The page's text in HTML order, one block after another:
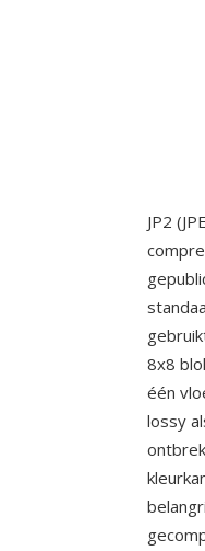
JP2
8x8
één
lossy